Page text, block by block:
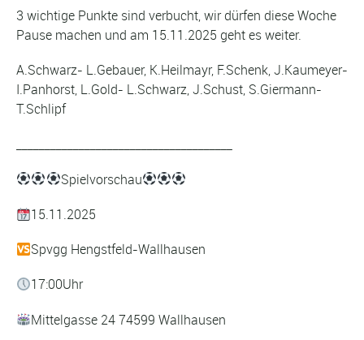
3 wichtige Punkte sind verbucht, wir dürfen diese Woche
Pause machen und am 15.11.2025 geht es weiter.
A.Schwarz- L.Gebauer, K.Heilmayr, F.Schenk, J.Kaumeyer-
I.Panhorst, L.Gold- L.Schwarz, J.Schust, S.Giermann-
T.Schlipf
Spielvorschau
15.11.2025
Spvgg Hengstfeld-Wallhausen
17:00Uhr
Mittelgasse 24 74599 Wallhausen